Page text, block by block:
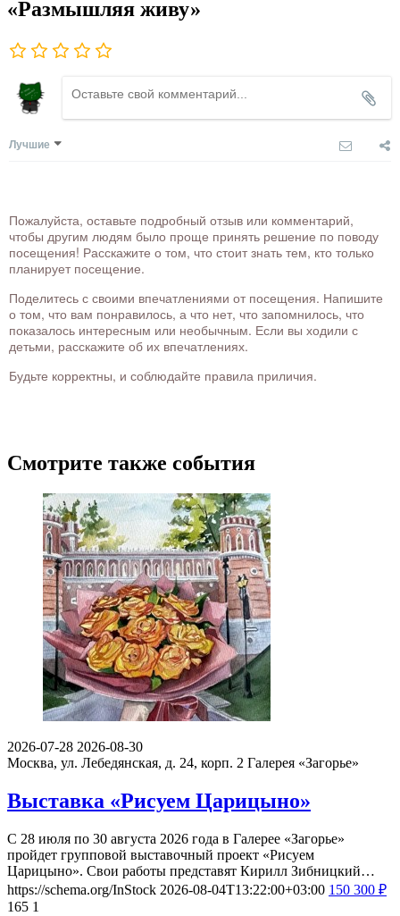
«Размышляя живу»
Лучшие
Пожалуйста, оставьте подробный отзыв или комментарий,
чтобы другим людям было проще принять решение по поводу
посещения! Расскажите о том, что стоит знать тем, кто только
планирует посещение.
Поделитесь с своими впечатлениями от посещения. Напишите
о том, что вам понравилось, а что нет, что запомнилось, что
показалось интересным или необычным. Если вы ходили с
детьми, расскажите об их впечатлениях.
Будьте корректны, и соблюдайте правила приличия.
Смотрите также события
2026-07-28 2026-08-30
Москва, ул. Лебедянская, д. 24, корп. 2 Галерея «Загорье»
Выставка «Рисуем Царицыно»
С 28 июля по 30 августа 2026 года в Галерее «Загорье»
пройдет групповой выставочный проект «Рисуем
Царицыно». Свои работы представят Кирилл Зибницкий…
https://schema.org/InStock 2026-08-04T13:22:00+03:00 150 300 ₽
165 1